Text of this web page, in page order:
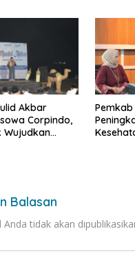
Akbar
Corpindo,
Wujudkan
Pemkab
Balasan
tidak akan